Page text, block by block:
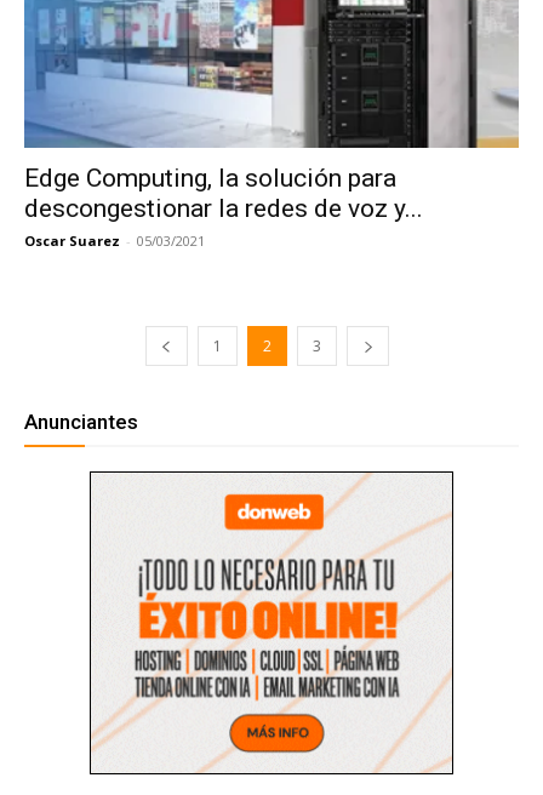
Edge Computing, la solución para
descongestionar la redes de voz y...
Oscar Suarez - 05/03/2021
1 2 3
Anunciantes